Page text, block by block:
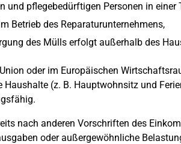
und pflegebedürftigen Personen in einer
Betrieb des Reparaturunternehmens,
des Mülls erfolgt außerhalb des
oder im Europäischen
(z. B. Hauptwohnsitz und
nach anderen Vorschriften des
oder außergewöhnliche